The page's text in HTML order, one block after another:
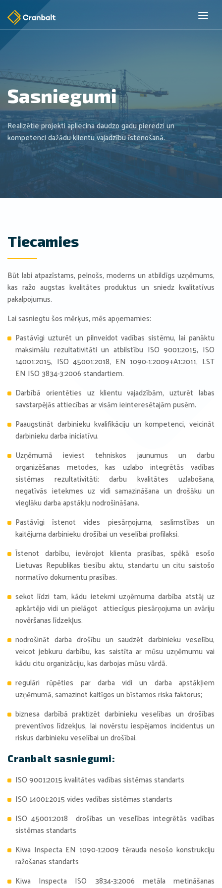
Sasniegumi
Realizētie projekti apliecina daudzo gadu pieredzi un
kompetenci dažādu klientu vajadzību īstenošanā.
Tiecamies
Būt labi atpazīstams, pelnošs, moderns un atbildīgs uzņēmums,
kas ražo augstas kvalitātes produktus un sniedz kvalitatīvus
pakalpojumus.
Lai sasniegtu šos mērķus, mēs apņemamies:
Pastāvīgi uzturēt un pilnveidot vadības sistēmu, lai panāktu
maksimālu rezultativitāti un atbilstību ISO 9001:2015, ISO
14001:2015, ISO 45001:2018, EN 1090-1:2009+A1:2011, LST
EN ISO 3834-3:2006 standartiem.
Darbībā orientēties uz klientu vajadzībām, uzturēt labas
savstarpējās attiecības ar visām ieinteresētajām pusēm.
Paaugstināt darbinieku kvalifikāciju un kompetenci, veicināt
darbinieku darba iniciatīvu.
Uzņēmumā ieviest tehniskos jaunumus un darbu
organizēšanas metodes, kas uzlabo integrētās vadības
sistēmas rezultativitāti: darbu kvalitātes uzlabošana,
negatīvās ietekmes uz vidi samazināšana un drošāku un
vieglāku darba apstākļu nodrošināšana.
Pastāvīgi īstenot vides piesārņojuma, saslimstības un
kaitējuma darbinieku drošībai un veselībai profilaksi.
Īstenot darbību, ievērojot klienta prasības, spēkā esošo
Lietuvas Republikas tiesību aktu, standartu un citu saistošo
normatīvo dokumentu prasības.
sekot līdzi tam, kādu ietekmi uzņēmuma darbība atstāj uz
apkārtējo vidi un pielāgot attiecīgus piesārņojuma un avāriju
novēršanas līdzekļus.
nodrošināt darba drošību un saudzēt darbinieku veselību,
veicot jebkuru darbību, kas saistīta ar mūsu uzņēmumu vai
kādu citu organizāciju, kas darbojas mūsu vārdā.
regulāri rūpēties par darba vidi un darba apstākļiem
uzņēmumā, samazinot kaitīgos un bīstamos riska faktorus;
biznesa darbībā praktizēt darbinieku veselības un drošības
preventīvos līdzekļus, lai novērstu iespējamos incidentus un
riskus darbinieku veselībai un drošībai.
Cranbalt sasniegumi:
ISO 9001:2015 kvalitātes vadības sistēmas standarts
ISO 14001:2015 vides vadības sistēmas standarts
ISO 45001:2018 drošības un veselības integrētās vadības
sistēmas standarts
Kiwa Inspecta EN 1090-1:2009 tērauda nesošo konstrukciju
ražošanas standarts
Kiwa Inspecta ISO 3834-3:2006 metāla metināšanas